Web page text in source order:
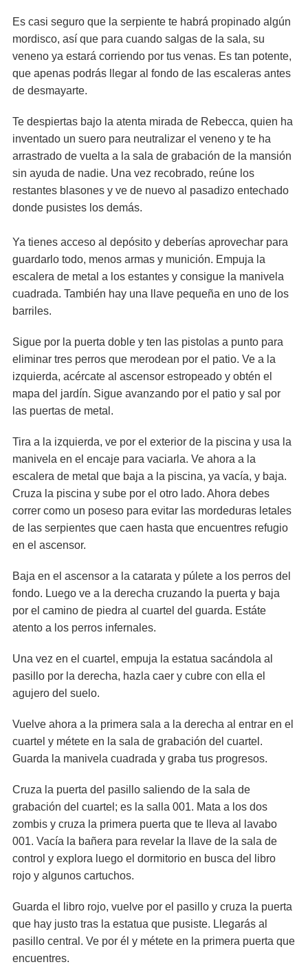
Es casi seguro que la serpiente te habrá propinado algún
mordisco, así que para cuando salgas de la sala, su
veneno ya estará corriendo por tus venas. Es tan potente,
que apenas podrás llegar al fondo de las escaleras antes
de desmayarte.
Te despiertas bajo la atenta mirada de Rebecca, quien ha
inventado un suero para neutralizar el veneno y te ha
arrastrado de vuelta a la sala de grabación de la mansión
sin ayuda de nadie. Una vez recobrado, reúne los
restantes blasones y ve de nuevo al pasadizo entechado
donde pusistes los demás.
Ya tienes acceso al depósito y deberías aprovechar para
guardarlo todo, menos armas y munición. Empuja la
escalera de metal a los estantes y consigue la manivela
cuadrada. También hay una llave pequeña en uno de los
barriles.
Sigue por la puerta doble y ten las pistolas a punto para
eliminar tres perros que merodean por el patio. Ve a la
izquierda, acércate al ascensor estropeado y obtén el
mapa del jardín. Sigue avanzando por el patio y sal por
las puertas de metal.
Tira a la izquierda, ve por el exterior de la piscina y usa la
manivela en el encaje para vaciarla. Ve ahora a la
escalera de metal que baja a la piscina, ya vacía, y baja.
Cruza la piscina y sube por el otro lado. Ahora debes
correr como un poseso para evitar las mordeduras letales
de las serpientes que caen hasta que encuentres refugio
en el ascensor.
Baja en el ascensor a la catarata y púlete a los perros del
fondo. Luego ve a la derecha cruzando la puerta y baja
por el camino de piedra al cuartel del guarda. Estáte
atento a los perros infernales.
Una vez en el cuartel, empuja la estatua sacándola al
pasillo por la derecha, hazla caer y cubre con ella el
agujero del suelo.
Vuelve ahora a la primera sala a la derecha al entrar en el
cuartel y métete en la sala de grabación del cuartel.
Guarda la manivela cuadrada y graba tus progresos.
Cruza la puerta del pasillo saliendo de la sala de
grabación del cuartel; es la salla 001. Mata a los dos
zombis y cruza la primera puerta que te lleva al lavabo
001. Vacía la bañera para revelar la llave de la sala de
control y explora luego el dormitorio en busca del libro
rojo y algunos cartuchos.
Guarda el libro rojo, vuelve por el pasillo y cruza la puerta
que hay justo tras la estatua que pusiste. Llegarás al
pasillo central. Ve por él y métete en la primera puerta que
encuentres.